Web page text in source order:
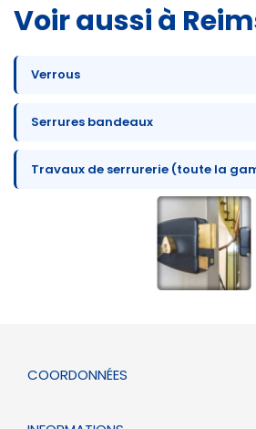
Voir aussi à
Verrous
Serrures bandeaux
Travaux de serrurerie (toute la
COORDONNÉES